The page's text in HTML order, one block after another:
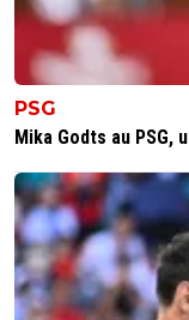
PSG
Mika Godts au